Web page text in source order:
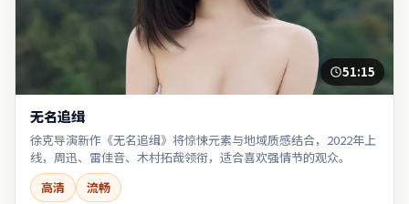
51:15
无名追缉
徐克导演新作《无名追缉》将惊悚元素与地域质感结合，2022年上
线，周迅、雷佳音、木村拓哉领衔，适合喜欢强情节的观众。
高清
流畅